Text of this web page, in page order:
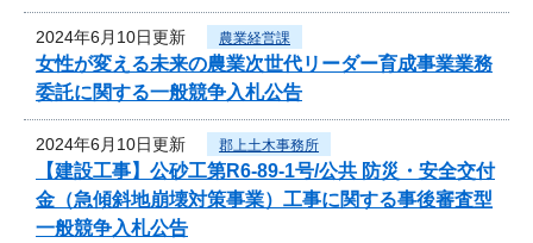
2024年6月10日更新 農業経営課
女性が変える未来の農業次世代リーダー育成事業業務
委託に関する一般競争入札公告
2024年6月10日更新 郡上土木事務所
【建設工事】公砂工第R6-89-1号/公共 防災・安全交付
金（急傾斜地崩壊対策事業）工事に関する事後審査型
一般競争入札公告